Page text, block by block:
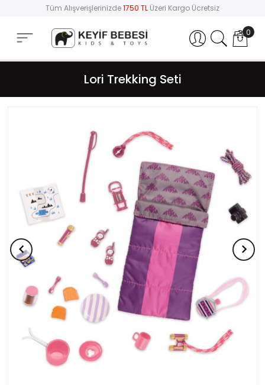
Tüm Alışverişlerinizde1750 TL Üzeri Kargo Ücretsiz
Hesabım 0
Lori Trekking Seti